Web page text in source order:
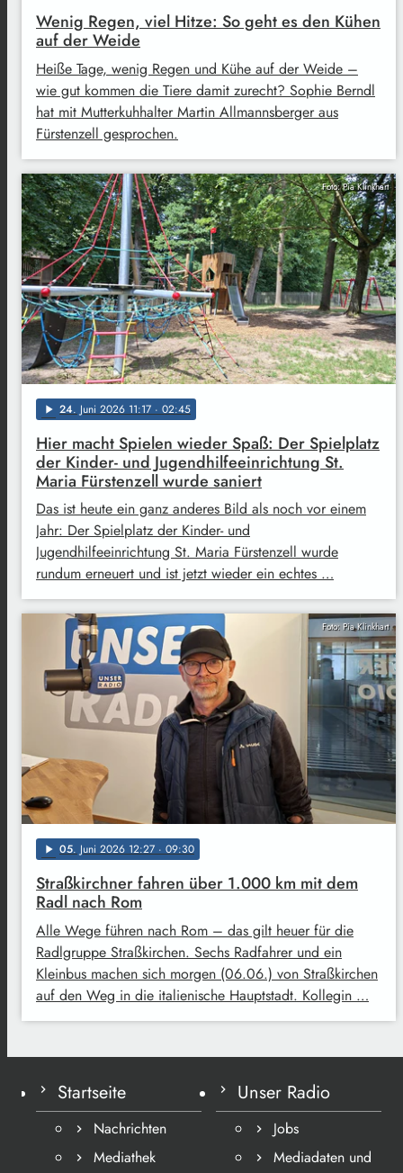
Wenig Regen, viel Hitze: So geht es den Kühen
auf der Weide
Heiße Tage, wenig Regen und Kühe auf der Weide –
wie gut kommen die Tiere damit zurecht? Sophie Berndl
hat mit Mutterkuhhalter Martin Allmannsberger aus
Fürstenzell gesprochen.
Foto: Pia Klinkhart
play_arrow 24. Juni 2026 11:17 · 02:45
Hier macht Spielen wieder Spaß: Der Spielplatz
der Kinder- und Jugendhilfeeinrichtung St.
Maria Fürstenzell wurde saniert
Das ist heute ein ganz anderes Bild als noch vor einem
Jahr: Der Spielplatz der Kinder- und
Jugendhilfeeinrichtung St. Maria Fürstenzell wurde
rundum erneuert und ist jetzt wieder ein echtes …
Foto: Pia Klinkhart
play_arrow 05. Juni 2026 12:27 · 09:30
Straßkirchner fahren über 1.000 km mit dem
Radl nach Rom
Alle Wege führen nach Rom – das gilt heuer für die
Radlgruppe Straßkirchen. Sechs Radfahrer und ein
Kleinbus machen sich morgen (06.06.) von Straßkirchen
auf den Weg in die italienische Hauptstadt. Kollegin …
Startseite
Nachrichten
Mediathek
Unser Radio
Jobs
Mediadaten und